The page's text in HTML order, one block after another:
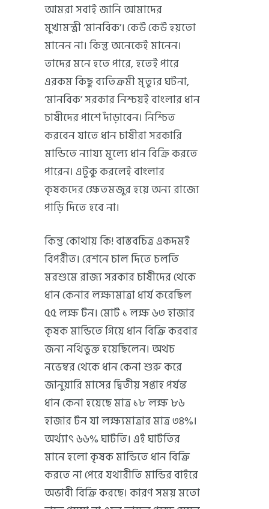
আমরা সবাই জানি আমাদের
মুখ্যমন্ত্রী ‘মানবিক’। কেউ কেউ হয়তো
মানেন না। কিন্তু অনেকেই মানেন।
তাদের মনে হতে পারে, হতেই পারে
এরকম কিছু ব্যতিক্রমী মৃত্যুর ঘটনা,
‘মানবিক’ সরকার নিশ্চয়ই বাংলার ধান
চাষীদের পাশে দাঁড়াবেন। নিশ্চিত
করবেন যাতে ধান চাষীরা সরকারি
মান্ডিতে ন্যায্য মূল্যে ধান বিক্রি করতে
পারেন। এটুকু করলেই বাংলার
কৃষকদের ক্ষেতমজুর হয়ে অন্য রাজ্যে
পাড়ি দিতে হবে না।
কিন্তু কোথায় কি! বাস্তবচিত্র একদমই
বিপরীত। রেশনে চাল দিতে চলতি
মরশুমে রাজ্য সরকার চাষীদের থেকে
ধান কেনার লক্ষ্যমাত্রা ধার্য করেছিল
৫৫ লক্ষ টন। মোট ১ লক্ষ ৬৩ হাজার
কৃষক মান্ডিতে গিয়ে ধান বিক্রি করবার
জন্য নথিভুক্ত হয়েছিলেন। অথচ
নভেম্বর থেকে ধান কেনা শুরু করে
জানুয়ারি মাসের দ্বিতীয় সপ্তাহ পর্যন্ত
ধান কেনা হয়েছে মাত্র ১৮ লক্ষ ৮৬
হাজার টন যা লক্ষ্যমাত্রার মাত্র ৩৪%।
অর্থ্যাৎ ৬৬% ঘাটতি। এই ঘাটতির
মানে হলো কৃষক মান্ডিতে ধান বিক্রি
করতে না পেরে যথারীতি মান্ডির বাইরে
অভাবী বিক্রি করছে। কারণ সময় মতো